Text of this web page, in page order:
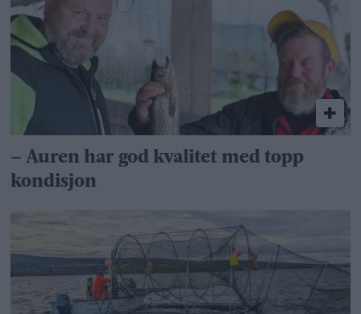
– Auren har god kvalitet med topp
kondisjon